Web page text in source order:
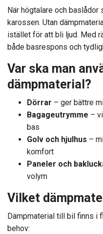
När högtalare och
karossen. Utan
istället för att bli ljud. Med
både basrespons och
Var ska man
dämpmaterial?
Dörrar – ger bättre
Bagageutrymme –
bas
Golv och hjulhus –
komfort
Paneler och
volym
Vilket
Dämpmaterial till bil finns i
behov: